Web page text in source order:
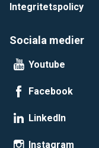
Integritetspolicy
Sociala medier
Youtube
Facebook
LinkedIn
Instagram